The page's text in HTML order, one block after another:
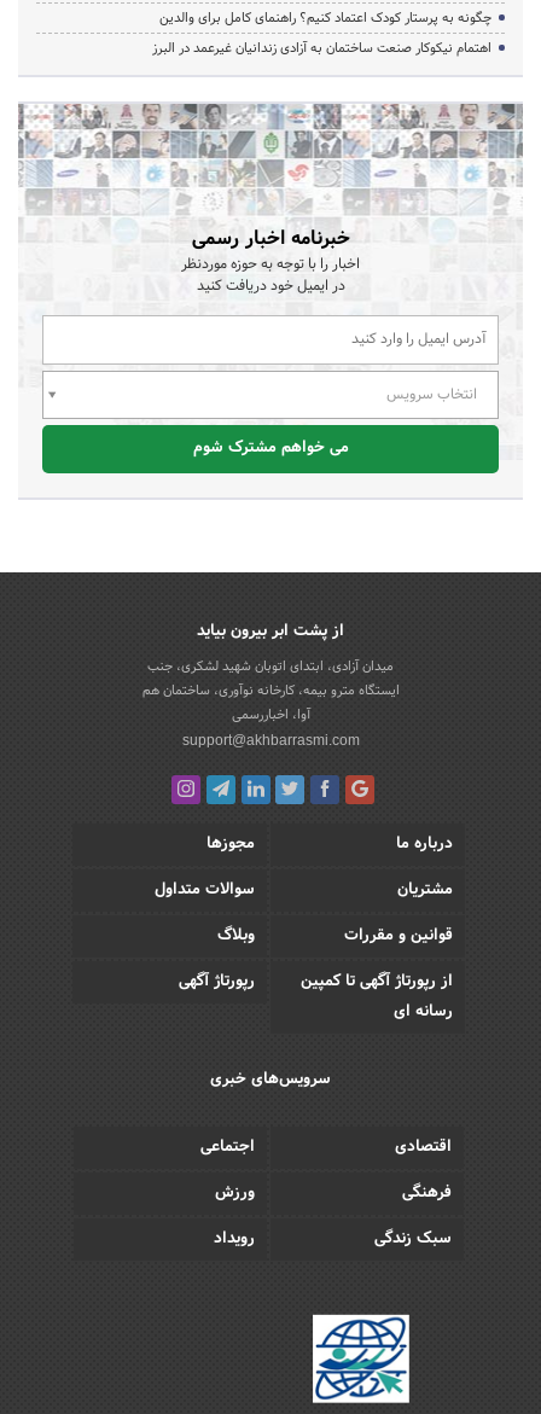
چگونه به پرستار کودک اعتماد کنیم؟ راهنمای کامل برای والدین
اهتمام نیکوکار صنعت ساختمان به آزادی زندانیان غیرعمد در البرز
خبرنامه اخبار رسمی
اخبار را با توجه به حوزه موردنظر
در ایمیل خود دریافت کنید
انتخاب سرویس
می خواهم مشترک شوم
از پشت ابر بیرون بیاید
میدان آزادی، ابتدای اتوبان شهید لشکری، جنب
ایستگاه مترو بیمه، کارخانه نوآوری، ساختمان هم
آوا، اخباررسمی
support@akhbarrasmi.com
درباره ما
مجوزها
مشتریان
سوالات متداول
قوانین و مقررات
وبلاگ
از رپورتاژ آگهی تا کمپین
رسانه ای
رپورتاژ آگهی
سرویس‌های خبری
اقتصادی
اجتماعی
فرهنگی
ورزش
سبک زندگی
رویداد